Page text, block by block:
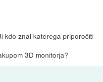
kdo znal katerega priporočiti
3D monitorja?